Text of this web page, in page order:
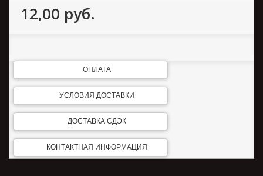
12,00 руб.
ОПЛАТА
УСЛОВИЯ ДОСТАВКИ
ДОСТАВКА СДЭК
КОНТАКТНАЯ ИНФОРМАЦИЯ